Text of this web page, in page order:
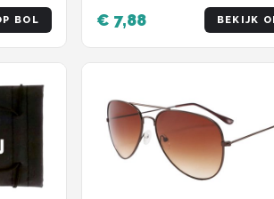
BOL
Jongens Zonnebril -
Zonnebril - Zilver - Groen
€ 7,88 BEKIJK